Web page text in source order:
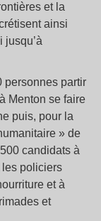
et la
ainsi
jusqu’à
personnes partir
Menton se faire
puis, pour la
» de
candidats à
les policiers
et à
et